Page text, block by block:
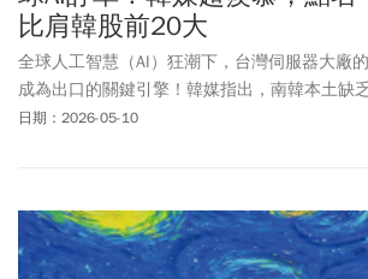
比肩韓股前20大
全球人工智慧（AI）狂潮下，台灣伺服器大廠
成為出口的關鍵引擎！韓媒指出，南韓本土缺
業，恐怕在全球AI競爭落後越來越多，呼籲政
日期：2026-05-10